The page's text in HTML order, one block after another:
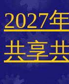
2027
共享